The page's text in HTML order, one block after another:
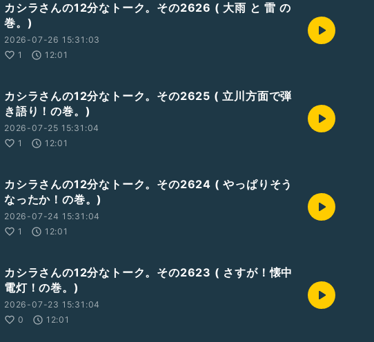
カシラさんの12分なトーク。その2626 ( 大雨 と 雷 の
巻。)
2026-07-26 15:31:03
1
12:01
カシラさんの12分なトーク。その2625 ( 立川方面で弾
き語り！の巻。)
2026-07-25 15:31:04
1
12:01
カシラさんの12分なトーク。その2624 ( やっぱりそう
なったか！の巻。)
2026-07-24 15:31:04
1
12:01
カシラさんの12分なトーク。その2623 ( さすが！懐中
電灯！の巻。)
2026-07-23 15:31:04
0
12:01